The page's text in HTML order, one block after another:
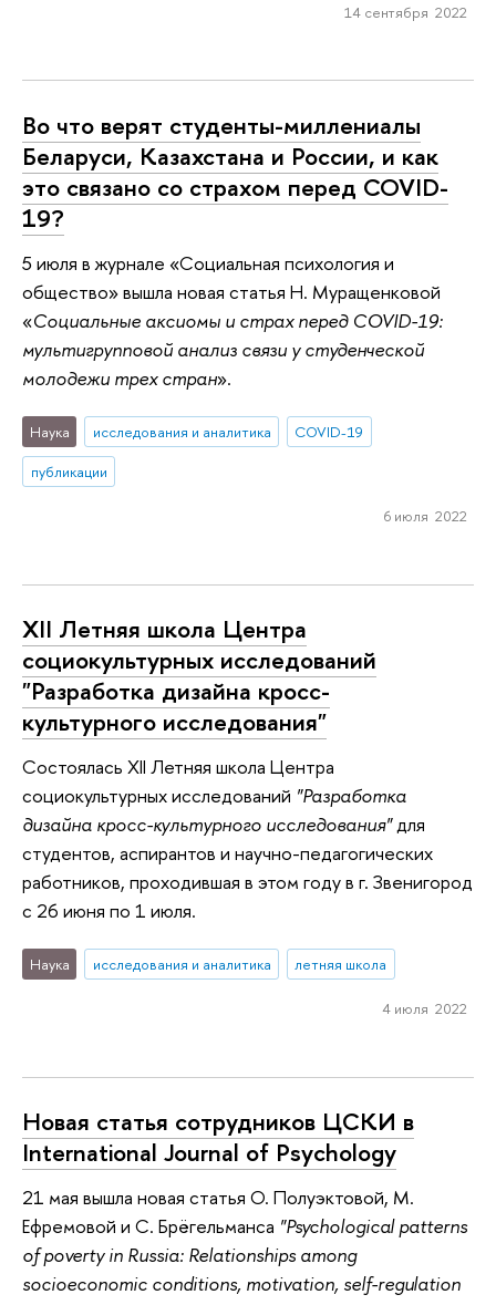
14 сентября 2022
Во что верят студенты-миллениалы
Беларуси, Казахстана и России, и как
это связано со страхом перед COVID-
19?
5 июля в журнале «Социальная психология и
общество» вышла новая статья Н. Муращенковой
«Социальные аксиомы и страх перед COVID-19:
мультигрупповой анализ связи у студенческой
молодежи трех стран».
Наука исследования и аналитика
COVID-19
публикации
6 июля 2022
XII Летняя школа Центра
социокультурных исследований
"Разработка дизайна кросс-
культурного исследования"
Состоялась XII Летняя школа Центра
социокультурных исследований "Разработка
дизайна кросс-культурного исследования"для
студентов, аспирантов и научно-педагогических
работников, проходившая в этом году в г. Звенигород
с 26 июня по 1 июля.
Наука исследования и аналитика летняя школа
4 июля 2022
Новая статья сотрудников ЦСКИ в
International Journal of Psychology
21 мая вышла новая статья О. Полуэктовой, М.
Ефремовой и С. Брёгельманса "Psychological patterns
of poverty in Russia: Relationships among
socioeconomic conditions, motivation, self-regulation